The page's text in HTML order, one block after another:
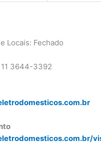
Locais: Fechado
11 3644-3392